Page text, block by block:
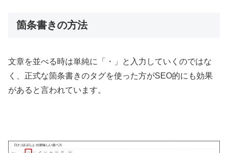
箇条書きの方法
文章を並べる時は単純に「・」と入力していくのではな
く、正式な箇条書きのタグを使った方がSEO的にも効果
があると言われています。